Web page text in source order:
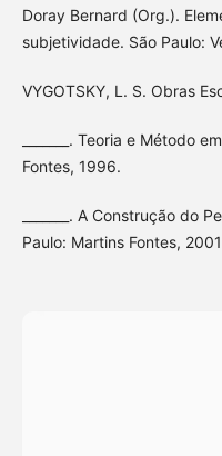
Doray Bernard (Org.).
subjetividade. São Paulo:
VYGOTSKY, L. S. Obras
_______. Teoria e Método
Fontes, 1996.
_______. A Construção do
Paulo: Martins Fontes,